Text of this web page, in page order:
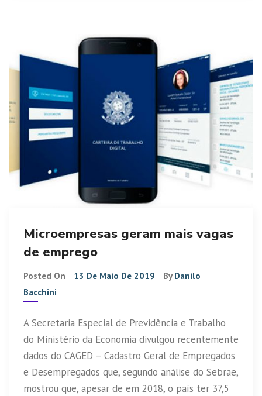
Microempresas geram mais vagas
de emprego
Posted On 13 De Maio De 2019 By Danilo
Bacchini
A Secretaria Especial de Previdência e Trabalho
do Ministério da Economia divulgou recentemente
dados do CAGED – Cadastro Geral de Empregados
e Desempregados que, segundo análise do Sebrae,
mostrou que, apesar de em 2018, o país ter 37,5